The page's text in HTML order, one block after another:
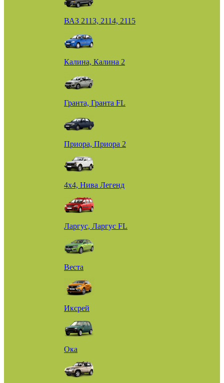
ВАЗ 2113, 2114, 2115
Калина, Калина 2
Гранта, Гранта FL
Приора, Приора 2
4х4, Нива Легенд
Ларгус, Ларгус FL
Веста
Иксрей
Ока